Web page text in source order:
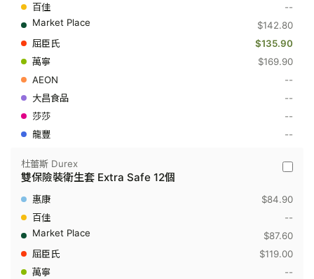
倍
裝
更
型
套
Ultra
Extra
Lube
個
--
$142.80
$135.90
$169.90
--
--
--
--
杜
斯
Durex
保
險
裝
衛
杜蕾斯 Durex
雙保險裝衛生套 Extra Safe 12個
$84.90
--
$87.60
$119.00
--